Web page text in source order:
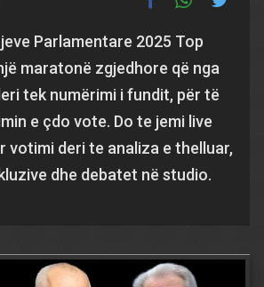
Parlamentare 2025 Top
maratonë zgjedhore që nga
tek numërimi i fundit, për të
e çdo vote. Do te jemi live
votimi deri te analiza e thelluar,
dhe debatet në studio.